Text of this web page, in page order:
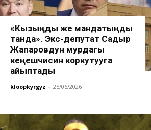
«Кызыңды же мандатыңды
танда». Экс-депутат Садыр
Жапаровдун мурдагы
кеңешчисин коркутууга
айыптады
kloopkyrgyz - 25/06/2026